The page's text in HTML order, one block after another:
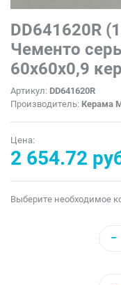
DD641620R
Чементо
60x60x0,9
Артикул: DD641620R
Производитель: Керама
Цена:
2 654.72
Выберите необходимое
−